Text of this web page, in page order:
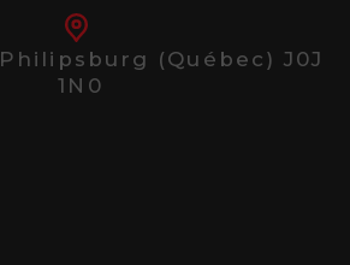
Philipsburg (Québec) J0J
1N0